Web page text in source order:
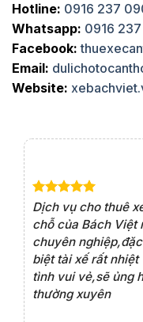
Hotline: 0916 237
Whatsapp: 0916
Facebook:
Email:
Website:
Dịch vụ cho thuê
chỗ của Bách Việt
chuyên nghiệp,đặc
biệt tài xế rất nhiệt
tình vui vẻ,sẽ ủng
thường xuyên